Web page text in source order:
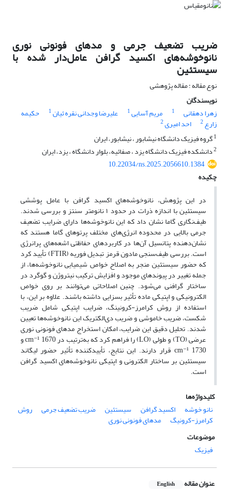
ضریب تضعیف جرمی و مدهای فونونی نوری
نانوخوشه‌های اکسید گرافن عامل‌دار شده با
سیستئین
نوع مقاله : مقاله پژوهشی
نویسندگان
زهرا دهقانی
1 مریم آسایی1 علیرضا وجدانی نقره ئیان1 حکیمه
زارع 2 احد امیری2
1گروه فیزیک دانشگاه نیشابور ، نیشابور، ایران
2دانشکده فیزیک دانشگاه یزد ، صفائیه، بلوار دانشگاه ، یزد، ایران
10.22034/ns.2025.2056610.1384
چکیده
در این پژوهش، نانوخوشه‌های اکسید گرافن با عامل پوششی
سیستئین با اندازه ذرات در حدود ۱ نانومتر سنتز و بررسی شدند.
طیف‌نگاری گاما نشان داد که این نانوخوشه‌ها دارای ضرایب تضعیف
جرمی بالایی در محدوده انرژی‌های مختلف پرتوهای گاما هستند که
نشان‌دهنده پتانسیل آن‌ها در کاربردهای حفاظتی اشعه‌های پرانرژی
است. بررسی طیف‌سنجی مادون قرمز تبدیل فوریه (FTIR) تأیید کرد
که حضور سیستئین منجر به اصلاح خواص شیمیایی نانوخوشه‌ها، از
جمله تغییر در پیوندهای موجود و افزایش ترکیب نیتروژن و گوگرد در
ساختار گرافنی می‌شود. چنین اصلاحاتی می‌توانند بر روی خواص
الکترونیکی و اپتیکی ماده تأثیر بسزایی داشته باشند. علاوه بر این، با
استفاده از روش کرامرز-کرونینگ، ضرایب اپتیکی شامل ضریب
شکست، ضریب خاموشی و ضریب دی‌الکتریک این نانوخوشه‌ها تعیین
شدند. تحلیل دقیق این ضرایب، امکان استخراج مدهای فونونی نوری
عرضی (TO) و طولی (LO) را فراهم کرد که به‌ترتیب در cm⁻¹ 1670 و
cm⁻¹ 1730 قرار دارند. این نتایج، تأییدکننده تأثیر حضور لیگاند
سیستئین بر ساختار الکترونی و اپتیکی نانوخوشه‌های اکسید گرافن
است.
کلیدواژه‌ها
نانو خوشه
اکسید گرافن سیستئین ضریب تضعیف جرمی روش
کرامرز-کرونیگ
مدهای فونونی نوری
موضوعات
فیزیک
عنوان مقاله English